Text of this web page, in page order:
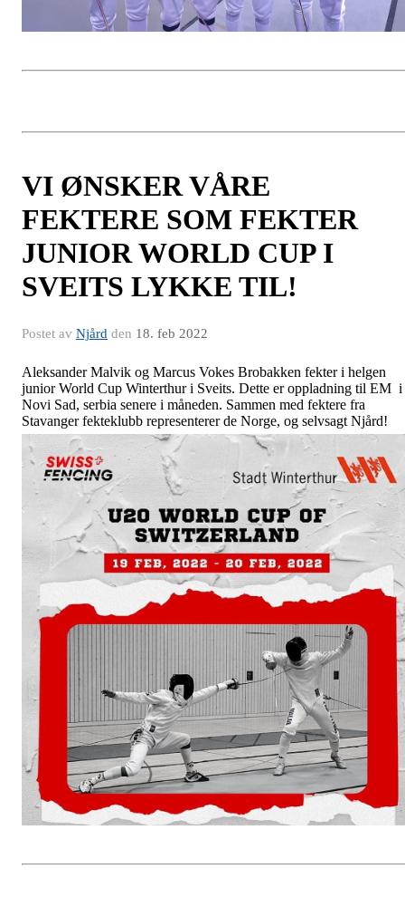
VI ØNSKER VÅRE
FEKTERE SOM FEKTER
JUNIOR WORLD CUP I
SVEITS LYKKE TIL!
Postet av Njård den 18. feb 2022
Aleksander Malvik og Marcus Vokes Brobakken fekter i helgen
junior World Cup Winterthur i Sveits. Dette er oppladning til EM i
Novi Sad, serbia senere i måneden. Sammen med fektere fra
Stavanger fekteklubb representerer de Norge, og selvsagt Njård!